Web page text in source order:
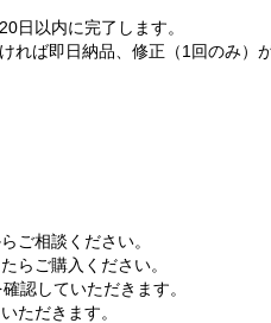
日以内に完了します。
れば即日納品、修正（1回のみ）
ご相談ください。
らご購入ください。
認していただきます。
ただきます。